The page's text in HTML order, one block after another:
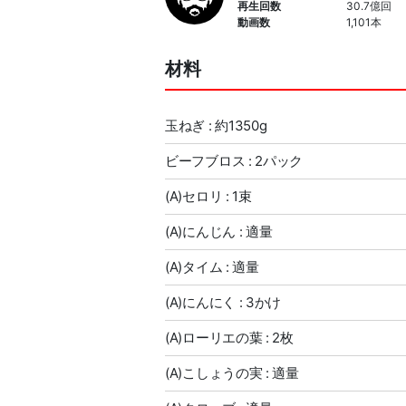
再生回数
30.7億回
動画数
1,101本
材料
玉ねぎ : 約1350g
ビーフブロス : 2パック
(A)セロリ : 1束
(A)にんじん : 適量
(A)タイム : 適量
(A)にんにく : 3かけ
(A)ローリエの葉 : 2枚
(A)こしょうの実 : 適量